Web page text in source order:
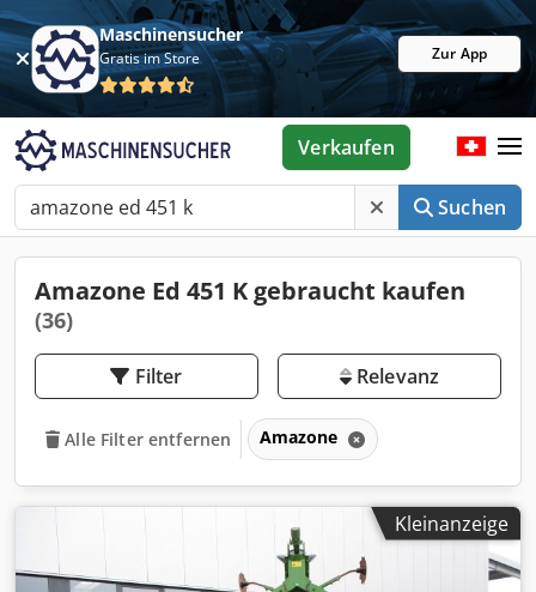
Maschinensucher
Gratis im Store Zur App
Suchen
Verkaufen
Amazone Ed 451 K gebraucht kaufen
(36)
Filter Relevanz
Alle Filter entfernen Amazone
Kleinanzeige